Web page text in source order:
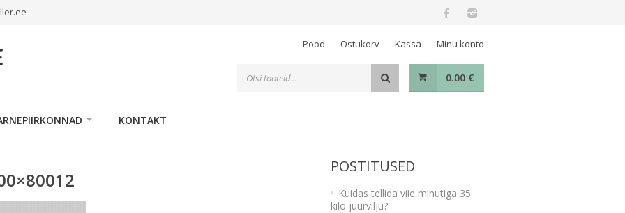
Pood Ostukorv Kassa Minu konto
0.00 €
KONTAKT
POSTITUSED
Kuidas tellida viie minutiga 35
kilo juurvilju?